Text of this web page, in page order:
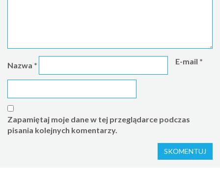
Nazwa * E-mail *
Zapamiętaj moje dane w tej przeglądarce podczas
pisania kolejnych komentarzy.